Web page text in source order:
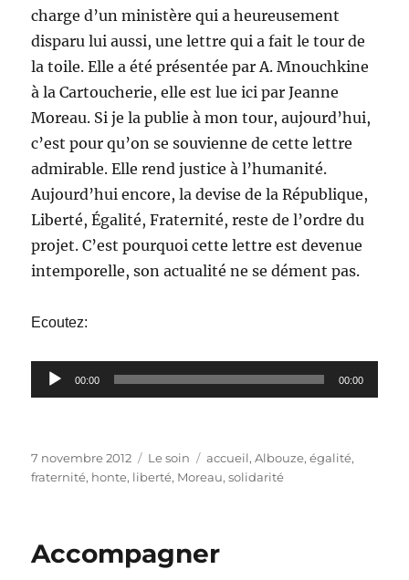
charge d’un ministère qui a heureusement
disparu lui aussi, une lettre qui a fait le tour de
la toile. Elle a été présentée par A. Mnouchkine
à la Cartoucherie, elle est lue ici par Jeanne
Moreau. Si je la publie à mon tour, aujourd’hui,
c’est pour qu’on se souvienne de cette lettre
admirable. Elle rend justice à l’humanité.
Aujourd’hui encore, la devise de la République,
Liberté, Égalité, Fraternité, reste de l’ordre du
projet. C’est pourquoi cette lettre est devenue
intemporelle, son actualité ne se dément pas.
Ecoutez:
Lecteur
audio
00:00 00:00
Publié
le
7 novembre 2012 Catégories
Le soin Étiquettes
accueil,Albouze,égalité,
fraternité, honte, liberté, Moreau,solidarité
Accompagner